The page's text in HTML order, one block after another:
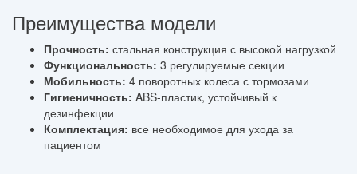
Преимущества модели
Прочность: стальная конструкция с высокой нагрузкой
Функциональность: 3 регулируемые секции
Мобильность: 4 поворотных колеса с тормозами
Гигиеничность: ABS-пластик, устойчивый к
дезинфекции
Комплектация: все необходимое для ухода за
пациентом